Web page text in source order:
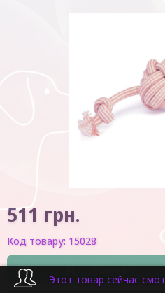
511 грн.
Код товару: 15028
У кошик
Этот товар сейчас